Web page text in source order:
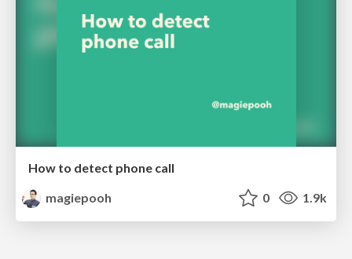
How to detect phone call
magiepooh
0 1.9k